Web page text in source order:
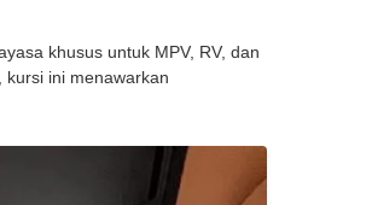
khusus untuk MPV, RV, dan
ini menawarkan